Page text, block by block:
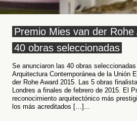
Premio Mies van der
40 obras seleccionadas
Se anunciaron las 40 obras
Arquitectura Contemporánea de la Unión
der Rohe Award 2015. Las 5 obras
Londres a finales de febrero de 2015. El
reconocimiento arquitectónico más
los más acreditados […]...